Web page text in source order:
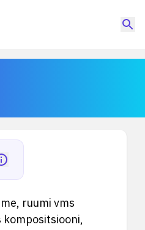
ruumi vms
kompositsiooni,